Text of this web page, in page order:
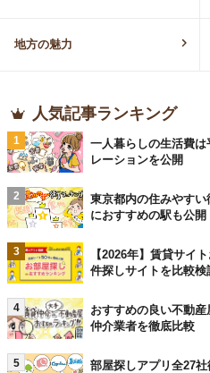
地方の魅力
人気記事ランキング
1
一人暮らしの生活費
レーションを公開
2
東京都内の住みやす
におすすめの駅も公開
3
【2026年】賃貸サイ
件探しサイトを比較検
4
おすすめの良い不動
仲介業者を徹底比較
5
部屋探しアプリ全27